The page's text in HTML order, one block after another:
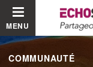
MENU
COMMUNAUTÉ